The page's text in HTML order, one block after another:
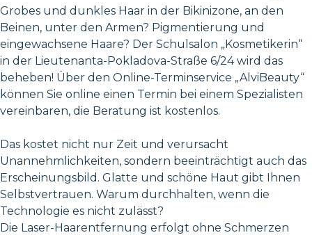
Grobes und dunkles Haar in der Bikinizone, an den
Beinen, unter den Armen? Pigmentierung und
eingewachsene Haare? Der Schulsalon „Kosmetikerin“
in der Lieutenanta-Pokladova-Straße 6/24 wird das
beheben! Über den Online-Terminservice „AlviBeauty“
können Sie online einen Termin bei einem Spezialisten
vereinbaren, die Beratung ist kostenlos.
Das kostet nicht nur Zeit und verursacht
Unannehmlichkeiten, sondern beeinträchtigt auch das
Erscheinungsbild. Glatte und schöne Haut gibt Ihnen
Selbstvertrauen. Warum durchhalten, wenn die
Technologie es nicht zulässt?
Die Laser-Haarentfernung erfolgt ohne Schmerzen